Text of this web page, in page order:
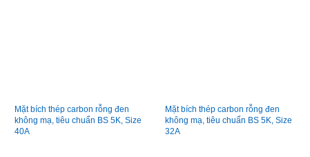
Mặt bích thép carbon rỗng đen
không mạ, tiêu chuẩn BS 5K, Size
40A
Mặt bích thép carbon rỗng đen
không mạ, tiêu chuẩn BS 5K, Size
32A